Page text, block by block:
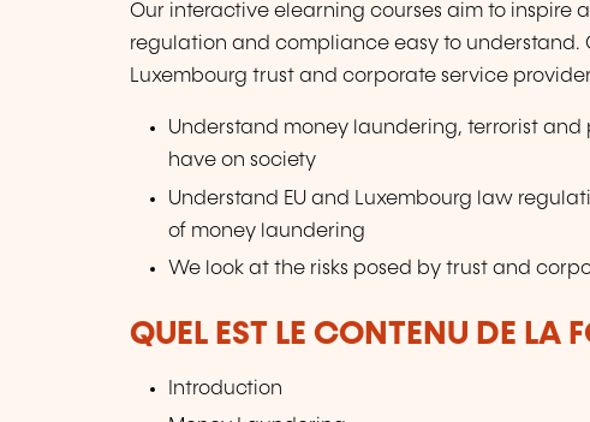
Our interactive elearning courses aim to inspire
regulation and compliance easy to understand.
Luxembourg trust and corporate service
Understand money laundering, terrorist
have on society
Understand EU and Luxembourg law
of money laundering
We look at the risks posed by trust and
QUEL EST LE CONTENU DE LA
Introduction